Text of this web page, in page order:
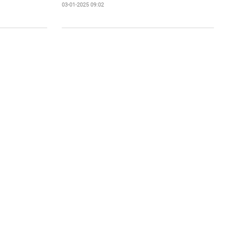
03-01-2025 09:02